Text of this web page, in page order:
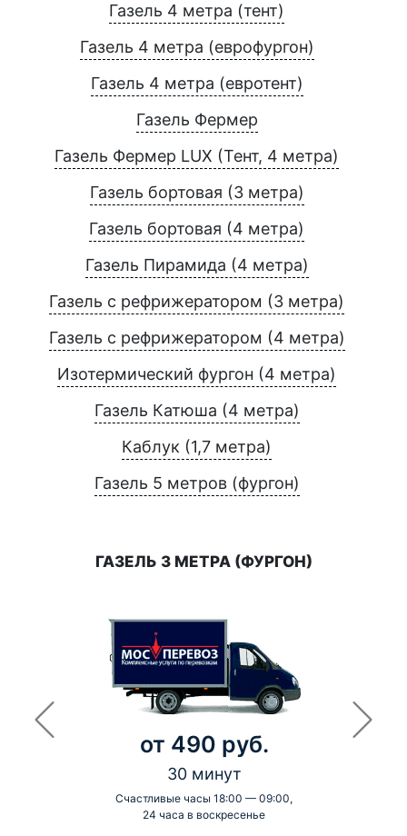
Газель 4 метра (тент)
Газель 4 метра (еврофургон)
Газель 4 метра (евротент)
Газель Фермер
Газель Фермер LUX (Тент, 4 метра)
Газель бортовая (3 метра)
Газель бортовая (4 метра)
Газель Пирамида (4 метра)
Газель с рефрижератором (3 метра)
Газель с рефрижератором (4 метра)
Изотермический фургон (4 метра)
Газель Катюша (4 метра)
Каблук (1,7 метра)
Газель 5 метров (фургон)
ГАЗЕЛЬ 3 МЕТРА (ФУРГОН)
от 490 руб.
30 минут
Счастливые часы 18:00 — 09:00,
24 часа в воскресенье
-